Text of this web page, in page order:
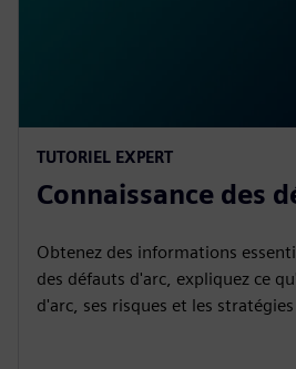
TUTORIEL EXPERT
Connaissance des
Obtenez des informations
des défauts d'arc, expliquez ce
d'arc, ses risques et les